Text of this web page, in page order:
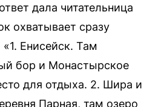
дала читательница
охватывает сразу
Енисейск. Там
бор и Монастырское
для отдыха. 2. Шира и
Парная, там озеро